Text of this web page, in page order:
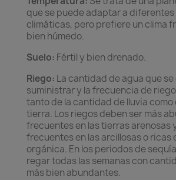
que se puede adaptar a
climáticas, pero prefiere un clima
bien húmedo.
Suelo: Fértil y bien drenado.
Riego: La cantidad de agua que
suministrar y la frecuencia de
tanto de la cantidad de lluvia
tierra. Los riegos deben ser más
frecuentes en las tierras arenosas
frecuentes en las arcillosas o ricas
orgánica. En los periodos de
regar todas las semanas con
más bien abundantes.